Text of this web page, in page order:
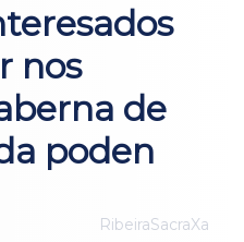
nos
de
poden
RibeiraSacraXa